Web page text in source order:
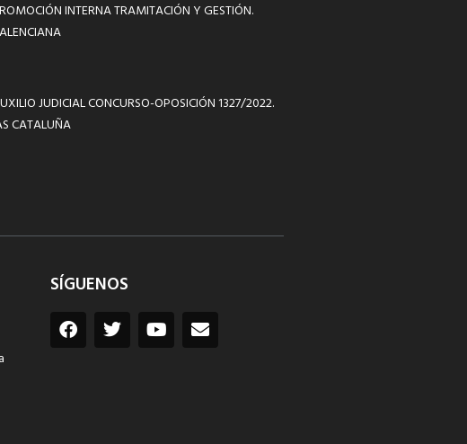
INTERNA TRAMITACIÓN Y GESTIÓN.
JUDICIAL CONCURSO-OPOSICIÓN 1327/2022.
CATALUÑA
SÍGUENOS